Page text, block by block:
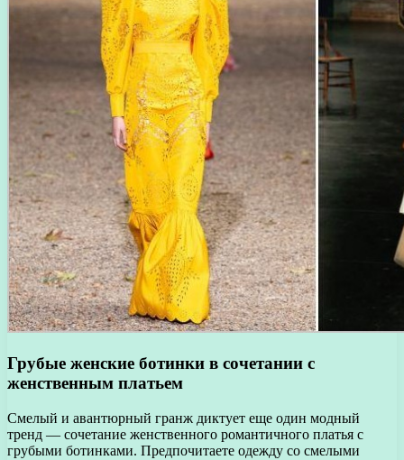
Грубые женские ботинки в сочетании с
женственным платьем
Смелый и авантюрный гранж диктует еще один модный
тренд — сочетание женственного романтичного платья с
грубыми ботинками. Предпочитаете одежду со смелыми